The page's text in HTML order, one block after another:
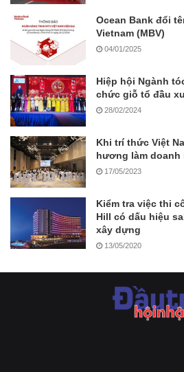
Ocean Bank đổi
Vietnam (MBV)
04/01/2025
Hiệp hội Ngành
chức giỗ tổ đầu
28/02/2024
Khi trí thức Việt
hương làm doanh
17/05/2023
Kiểm tra việc thi
Hill có dấu hiệu
xây dựng
13/05/2020